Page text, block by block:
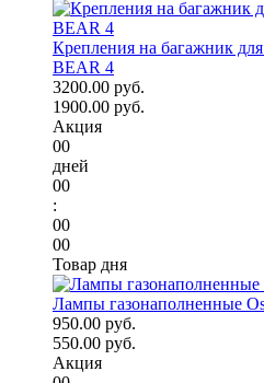
Крепления на багажник
BEAR 4
3200.00 руб.
1900.00 руб.
Акция
00
дней
00
:
00
00
Товар дня
Лампы газонаполненные
950.00 руб.
550.00 руб.
Акция